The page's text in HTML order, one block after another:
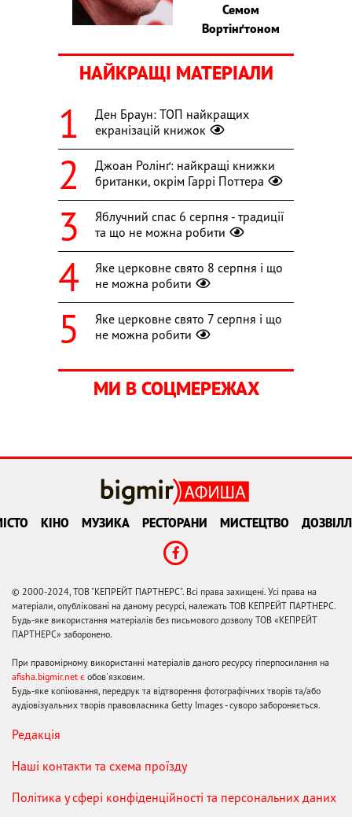
Семом
Вортінґтоном
НАЙКРАЩІ МАТЕРІАЛИ
Ден Браун: ТОП найкращих
екранізацій книжок
Джоан Ролінґ: найкращі книжки
британки, окрім Гаррі Поттера
Яблучний спас 6 серпня - традиції
та що не можна робити
Яке церковне свято 8 серпня і що
не можна робити
Яке церковне свято 7 серпня і що
не можна робити
МИ В СОЦМЕРЕЖАХ
КІНО МУЗИКА РЕСТОРАНИ МИСТЕЦТВО
© 2000-2024, ТОВ "КЕПРЕЙТ ПАРТНЕРС". Всі права захищені. Усі права на
матеріали, опубліковані на даному ресурсі, належать ТОВ КЕПРЕЙТ ПАРТНЕРС.
Будь-яке використання матеріалів без письмового дозволу ТОВ «КЕПРЕЙТ
ПАРТНЕРС» заборонено.
При правомірному використанні матеріалів даного ресурсу гіперпосилання на
afisha.bigmir.net є обов'язковим.
Будь-яке копіювання, передрук та відтворення фотографічних творів та/або
аудіовізуальних творів правовласника Getty Images - суворо забороняється.
Редакція
Наші контакти та схема проїзду
Політика у сфері конфіденційності та персональних даних